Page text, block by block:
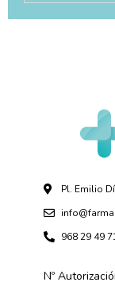
Pl. Emilio
968 29 49
Nº